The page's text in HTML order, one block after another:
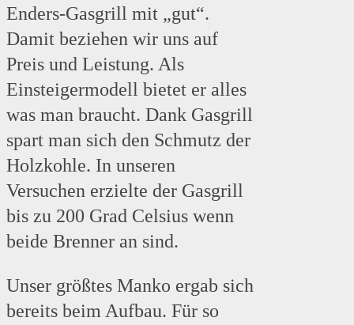
Enders-Gasgrill mit „gut“.
Damit beziehen wir uns auf
Preis und Leistung. Als
Einsteigermodell bietet er alles
was man braucht. Dank Gasgrill
spart man sich den Schmutz der
Holzkohle. In unseren
Versuchen erzielte der Gasgrill
bis zu 200 Grad Celsius wenn
beide Brenner an sind.
Unser größtes Manko ergab sich
bereits beim Aufbau. Für so